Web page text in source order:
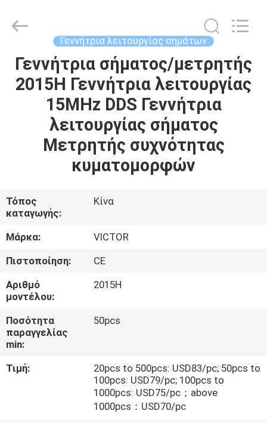
ΣΠΊΤΙ
ΠΡΟΪΌΝΤΑ
ΠΕΡΊΠΟΥ
ΓΎΡΟΣ
ΕΡΓΟΣΤΑΣΊΩΝ
ΠΟΙΟΤΙΚΌΣ
ΈΛΕΓΧΟΣ
ΜΑΣ
ΕΛΆΤΕ
ΕΠΑΦΉ
Rights
Γεννήτρια λειτουργίας σημάτων
Γεννήτρια σήματος/μετρητής
2015H Γεννήτρια λειτουργίας
15MHz DDS Γεννήτρια
λειτουργίας σήματος
Μετρητής συχνότητας
κυματομορφών
Τόπος
καταγωγής:
Κίνα
Μάρκα:
VICTOR
Πιστοποίηση:
CE
Αριθμό
μοντέλου:
2015H
Ποσότητα
παραγγελίας
min:
50pcs
Τιμή:
20pcs to 500pcs: USD83/pc; 50pcs to
100pcs: USD79/pc; 100pcs to
1000pcs: USD75/pc；above
1000pcs：USD70/pc